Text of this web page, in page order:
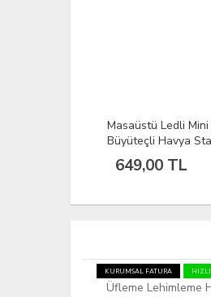
Masaüstü Ledli
Büyüteçli Havya
649,00 TL
KURUMSAL FATURA HIZLI